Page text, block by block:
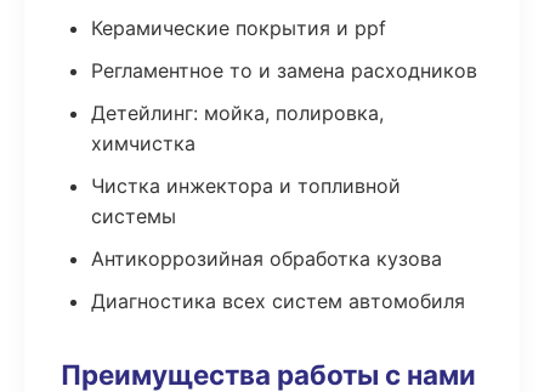
Керамические покрытия и ppf
Регламентное то и замена расходников
Детейлинг: мойка, полировка,
химчистка
Чистка инжектора и топливной
системы
Антикоррозийная обработка кузова
Диагностика всех систем автомобиля
Преимущества работы с нами